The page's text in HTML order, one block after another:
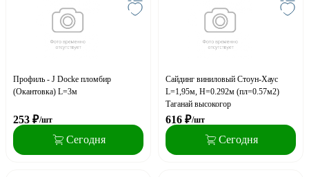
Профиль - J Docke пломбир
(Окантовка) L=3м
253 ₽/шт
Сегодня
Сайдинг виниловый Стоун-Хаус
L=1,95м, H=0.292м (пл=0.57м2)
Таганай высокогор
616 ₽/шт
Сегодня